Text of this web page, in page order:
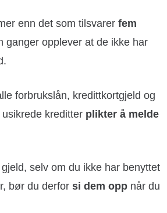
enn det som tilsvarer fem
ganger opplever at de ikke har
forbrukslån, kredittkortgjeld og
kreditter plikter å melde
selv om du ikke har benyttet
bør du derfor si dem opp når du